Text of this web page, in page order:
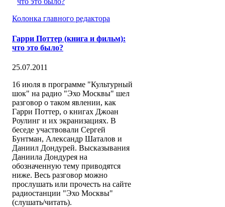
Колонка главного редактора
Гарри Поттер (книга и фильм):
что это было?
25.07.2011
16 июля в программе "Культурный
шок" на радио "Эхо Москвы" шел
разговор о таком явлении, как
Гарри Поттер, о книгах Джоан
Роулинг и их экранизациях. В
беседе участвовали Сергей
Бунтман, Александр Шаталов и
Даниил Дондурей. Высказывания
Даниила Дондурея на
обозначенную тему приводятся
ниже. Весь разговор можно
прослушать или прочесть на сайте
радиостанции "Эхо Москвы"
(слушать/читать).